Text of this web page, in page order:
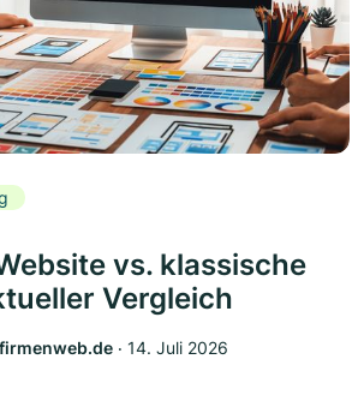
vs. klassische
Vergleich
‧ 14. Juli 2026